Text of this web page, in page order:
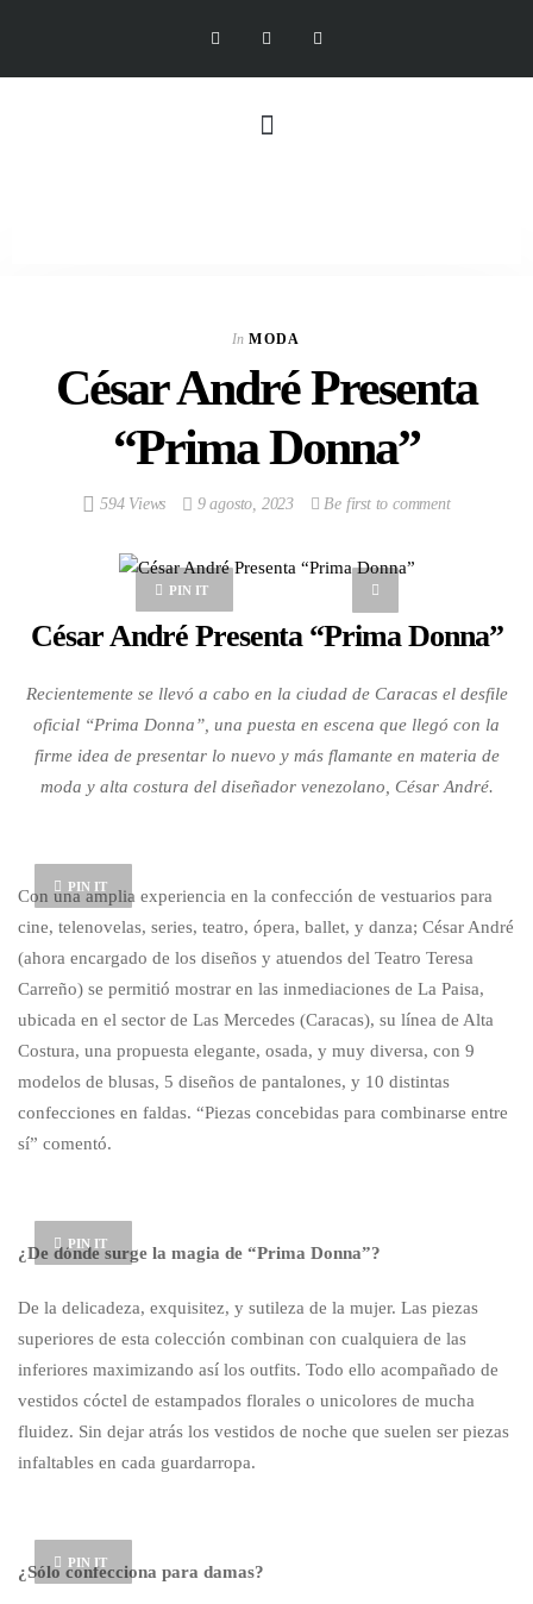
In MODA
César André Presenta
“Prima Donna”
594 Views 9 agosto, 2023 Be first to comment
PIN IT
César André Presenta “Prima Donna”
Recientemente se llevó a cabo en la ciudad de Caracas el desfile
oficial “Prima Donna”, una puesta en escena que llegó con la
firme idea de presentar lo nuevo y más flamante en materia de
moda y alta costura del diseñador venezolano, César André.
PIN IT
Con una amplia experiencia en la confección de vestuarios para
cine, telenovelas, series, teatro, ópera, ballet, y danza; César André
(ahora encargado de los diseños y atuendos del Teatro Teresa
Carreño) se permitió mostrar en las inmediaciones de La Paisa,
ubicada en el sector de Las Mercedes (Caracas), su línea de Alta
Costura, una propuesta elegante, osada, y muy diversa, con 9
modelos de blusas, 5 diseños de pantalones, y 10 distintas
confecciones en faldas. “Piezas concebidas para combinarse entre
sí” comentó.
PIN IT
¿De dónde surge la magia de “Prima Donna”?
De la delicadeza, exquisitez, y sutileza de la mujer. Las piezas
superiores de esta colección combinan con cualquiera de las
inferiores maximizando así los outfits. Todo ello acompañado de
vestidos cóctel de estampados florales o unicolores de mucha
fluidez. Sin dejar atrás los vestidos de noche que suelen ser piezas
infaltables en cada guardarropa.
PIN IT
¿Sólo confecciona para damas?